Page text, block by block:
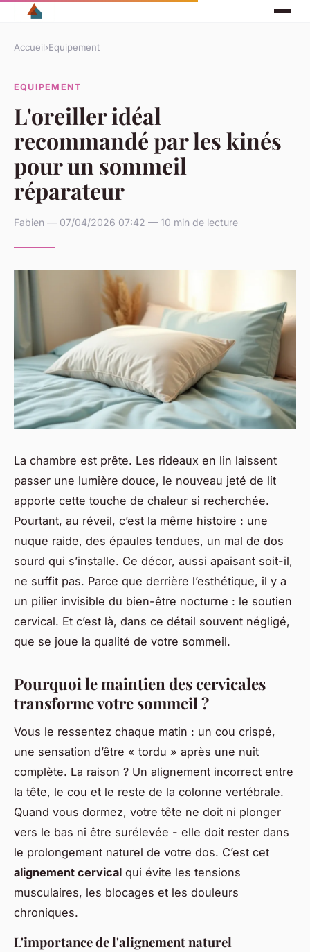
Accueil›Equipement
EQUIPEMENT
L'oreiller idéal
recommandé par les kinés
pour un sommeil
réparateur
Fabien — 07/04/2026 07:42 — 10 min de lecture
La chambre est prête. Les rideaux en lin laissent
passer une lumière douce, le nouveau jeté de lit
apporte cette touche de chaleur si recherchée.
Pourtant, au réveil, c’est la même histoire : une
nuque raide, des épaules tendues, un mal de dos
sourd qui s’installe. Ce décor, aussi apaisant soit-il,
ne suffit pas. Parce que derrière l’esthétique, il y a
un pilier invisible du bien-être nocturne : le soutien
cervical. Et c’est là, dans ce détail souvent négligé,
que se joue la qualité de votre sommeil.
Pourquoi le maintien des cervicales
transforme votre sommeil ?
Vous le ressentez chaque matin : un cou crispé,
une sensation d’être « tordu » après une nuit
complète. La raison ? Un alignement incorrect entre
la tête, le cou et le reste de la colonne vertébrale.
Quand vous dormez, votre tête ne doit ni plonger
vers le bas ni être surélevée - elle doit rester dans
le prolongement naturel de votre dos. C’est cet
alignement cervical qui évite les tensions
musculaires, les blocages et les douleurs
chroniques.
L'importance de l'alignement naturel